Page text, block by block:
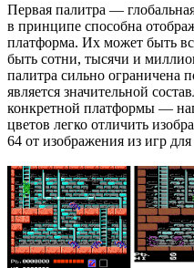
Первая палитра —
в принципе способна
платформа. Их может быть
быть сотни, тысячи и
палитра сильно ограничена
является значительной
конкретной платформы —
цветов легко отличить
64 от изображения из игр